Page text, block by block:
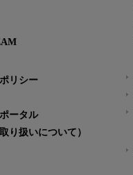
リシー
ータル
り扱いについて）